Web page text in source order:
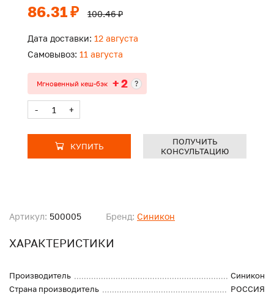
Артикул: 500005 Бренд: Синикон
ХАРАКТЕРИСТИКИ
Производитель
Синикон
Страна производитель
РОССИЯ
86.31 ₽ 100.46 ₽
Дата доставки: 12 августа
Самовывоз: 11 августа
Мгновенный кеш-бэк + 2 ?
- +
КУПИТЬ
ПОЛУЧИТЬ
КОНСУЛЬТАЦИЮ